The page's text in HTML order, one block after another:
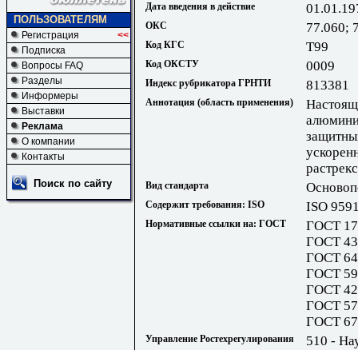
ПОЛЬЗОВАТЕЛЯМ
Регистрация
<<
Подписка
Вопросы FAQ
Разделы
Информеры
Выставки
Реклама
О компании
Контакты
Поиск по сайту
Дата введения в действие
ОКС 77.060;
Код КГС Т99
Код ОКСТУ 0009
Индекс рубрикатора ГРНТИ 813381
Аннотация (область применения)
Вид стандарта
Содержит требования: ISO ISO
Нормативные ссылки на: ГОСТ
ГОСТ
ГОСТ
ГОСТ
ГОСТ
ГОСТ
ГОСТ
ГОСТ
Управление Ростехрегулирования 510 -